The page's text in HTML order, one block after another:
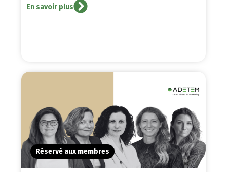
En savoir plus
Réservé aux membres